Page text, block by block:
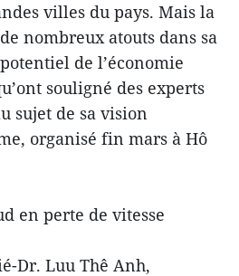
villes du pays. Mais la
nombreux atouts dans sa
de l’économie
souligné des experts
sujet de sa vision
organisé fin mars à Hô
en perte de vitesse
Dr. Luu Thê Anh,